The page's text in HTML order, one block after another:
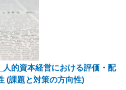
的資本経営における評価・配
(課題と対策の方向性)